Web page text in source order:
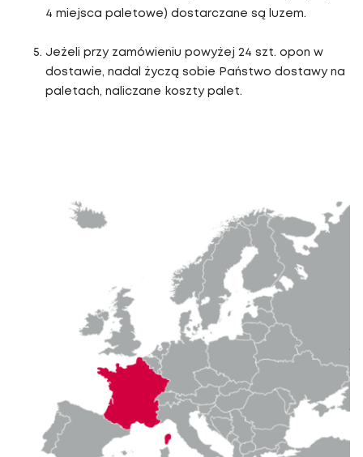
4 miejsca paletowe) dostarczane są luzem.
Jeżeli przy zamówieniu powyżej 24 szt. opon w
dostawie, nadal życzą sobie Państwo dostawy na
paletach, naliczane koszty palet.